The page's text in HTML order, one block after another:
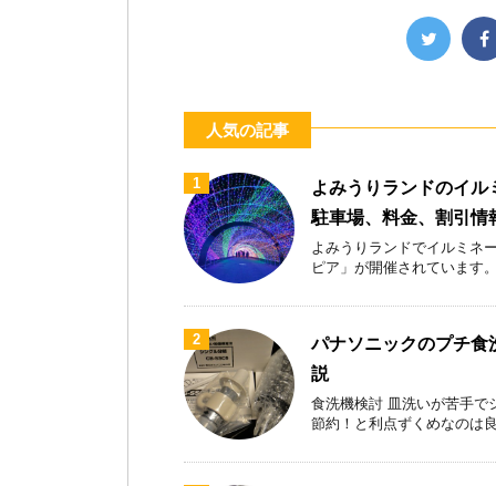
人気の記事
1
よみうりランドのイ
駐車場、料金、割引情
よみうりランドでイルミネ
ピア」が開催されています
2
パナソニックのプチ
説
食洗機検討 皿洗いが苦手で
節約！と利点ずくめなのは